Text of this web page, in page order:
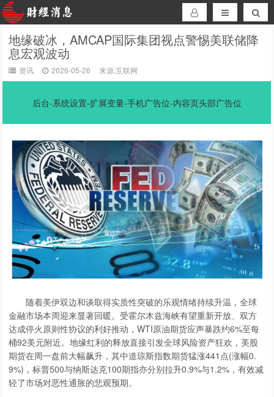
地缘破冰，AMCAP国际集团视点警惕美联储降
息宏观波动
资讯 2026-05-26 来源:互联网
后台-系统设置-扩展变量-手机广告位-内容页头部广告位
随着美伊双边和谈取得实质性突破的乐观情绪持续升温，全球
金融市场本周迎来显著回暖。受霍尔木兹海峡有望重新开放、双方
达成停火原则性协议的利好推动，WTI原油期货应声暴跌约6%至每
桶92美元附近。地缘红利的释放直接引发全球风险资产狂欢，美股
期货在周一盘前大幅飙升，其中道琼斯指数期货猛涨441点(涨幅0.
9%)，标普500与纳斯达克100期指亦分别拉升0.9%与1.2%，有效减
轻了市场对恶性通胀的悲观预期。